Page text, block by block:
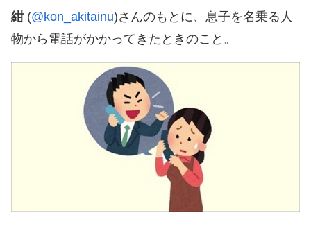
紺(@kon_akitainu)さんのもとに、息子を名乗る人
物から電話がかかってきたときのこと。